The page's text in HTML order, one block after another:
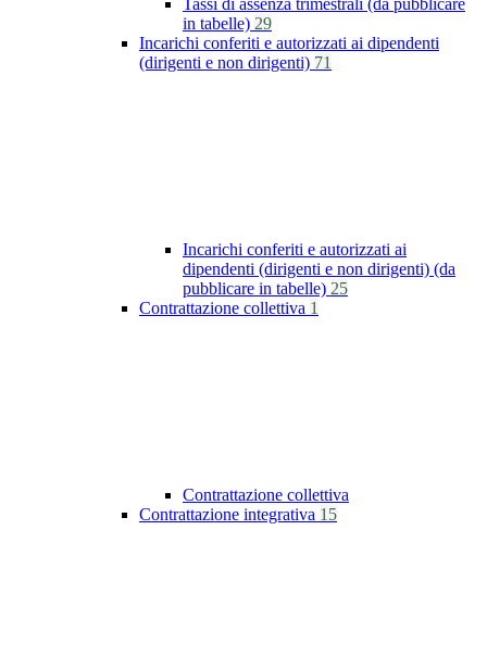
Tassi di assenza trimestrali (da pubblicare
in tabelle) 29
Incarichi conferiti e autorizzati ai dipendenti
(dirigenti e non dirigenti) 71
Incarichi conferiti e autorizzati ai
dipendenti (dirigenti e non dirigenti) (da
pubblicare in tabelle) 25
Contrattazione collettiva 1
Contrattazione collettiva
Contrattazione integrativa 15